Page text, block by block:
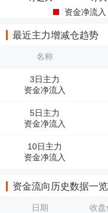
资金净流入
最近主力增减仓趋势
名称
3日主力
资金净流入
5日主力
资金净流入
10日主力
资金净流入
资金流向历史数据一览
日期 收盘